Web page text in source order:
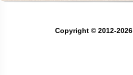
Copyright © 2012-